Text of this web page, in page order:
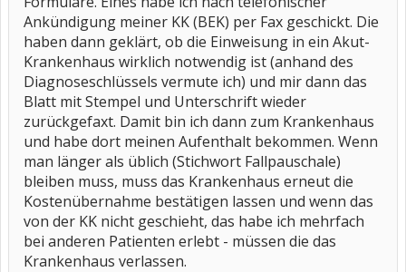
Ankündigung meiner KK (BEK) per Fax geschickt. Die
haben dann geklärt, ob die Einweisung in ein Akut-
Krankenhaus wirklich notwendig ist (anhand des
Diagnoseschlüssels vermute ich) und mir dann das
Blatt mit Stempel und Unterschrift wieder
zurückgefaxt. Damit bin ich dann zum Krankenhaus
und habe dort meinen Aufenthalt bekommen. Wenn
man länger als üblich (Stichwort Fallpauschale)
bleiben muss, muss das Krankenhaus erneut die
Kostenübernahme bestätigen lassen und wenn das
von der KK nicht geschieht, das habe ich mehrfach
bei anderen Patienten erlebt - müssen die das
Krankenhaus verlassen.